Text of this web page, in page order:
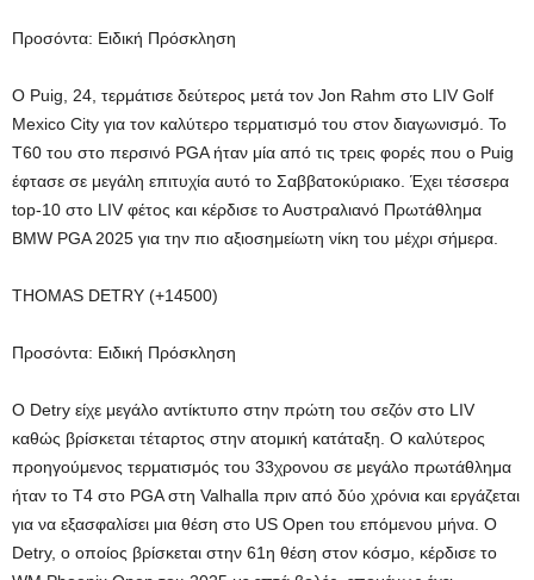
Προσόντα: Ειδική Πρόσκληση
Ο Puig, 24, τερμάτισε δεύτερος μετά τον Jon Rahm στο LIV Golf
Mexico City για τον καλύτερο τερματισμό του στον διαγωνισμό. Το
T60 του στο περσινό PGA ήταν μία από τις τρεις φορές που ο Puig
έφτασε σε μεγάλη επιτυχία αυτό το Σαββατοκύριακο. Έχει τέσσερα
top-10 στο LIV φέτος και κέρδισε το Αυστραλιανό Πρωτάθλημα
BMW PGA 2025 για την πιο αξιοσημείωτη νίκη του μέχρι σήμερα.
THOMAS DETRY (+14500)
Προσόντα: Ειδική Πρόσκληση
Ο Detry είχε μεγάλο αντίκτυπο στην πρώτη του σεζόν στο LIV
καθώς βρίσκεται τέταρτος στην ατομική κατάταξη. Ο καλύτερος
προηγούμενος τερματισμός του 33χρονου σε μεγάλο πρωτάθλημα
ήταν το T4 στο PGA στη Valhalla πριν από δύο χρόνια και εργάζεται
για να εξασφαλίσει μια θέση στο US Open του επόμενου μήνα. Ο
Detry, ο οποίος βρίσκεται στην 61η θέση στον κόσμο, κέρδισε το